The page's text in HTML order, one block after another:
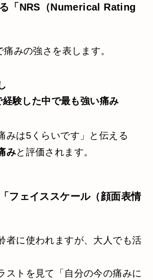
「NRS（Numerical Rating
みの強さを表します。
験した中で最も強い痛み
みは5くらいです」と伝える
みと評価されます。
フェイススケール（顔面表情
者に使われますが、大人でも活
ストを見て「自分の今の痛みに